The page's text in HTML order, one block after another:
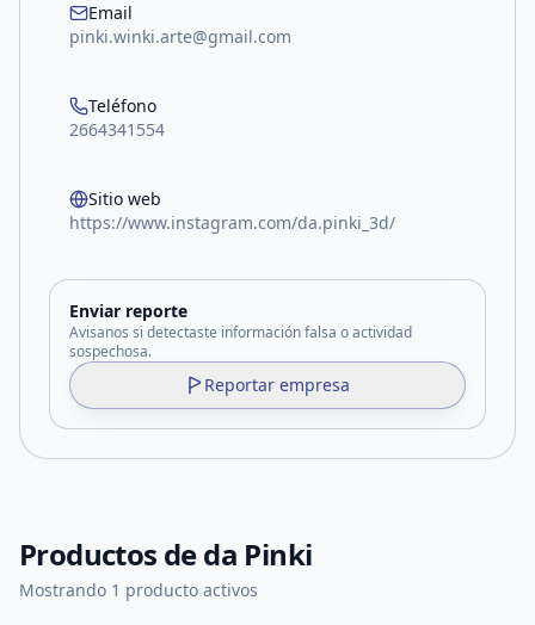
Email
pinki.winki.arte@gmail.com
Teléfono
2664341554
Sitio web
https://www.instagram.com/da.pinki_3d/
Enviar reporte
Avisanos si detectaste información falsa o actividad
sospechosa.
Reportar empresa
Productos deda Pinki
Mostrando 1 producto activos